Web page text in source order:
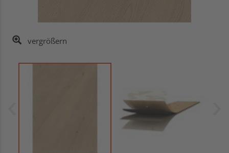
vergrößern